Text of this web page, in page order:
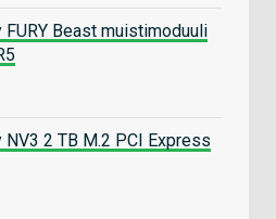
Beast muistimoduuli
2 TB M.2 PCI Express